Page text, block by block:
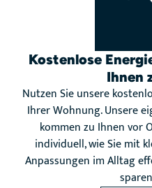
Kostenlose
Ihnen
Nutzen Sie unsere
Ihrer Wohnung. Unsere
kommen zu Ihnen vor
individuell, wie Sie mit
Anpassungen im Alltag